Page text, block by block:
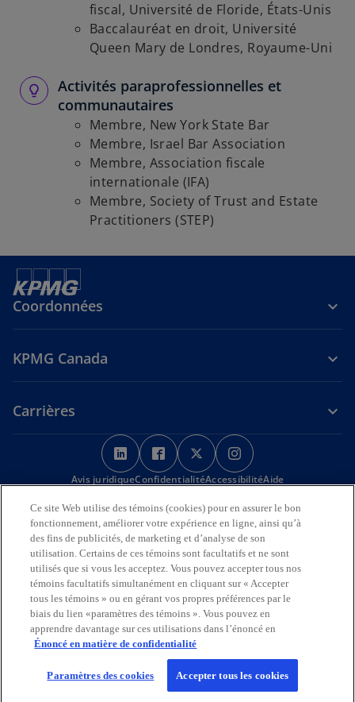
fiscal, Université de Floride, États-Unis
Baccalauréat en droit, Université
Queen Mary de Londres, Royaume-Uni
Activités paraprofessionnelles et
communautaires
Membre, New York State Bar
Membre, Israel Bar Association
Membre, Association fiscale
internationale (IFA)
Membre, Society of Trust and Estate
Practitioners (STEP)
Coordonnées
KPMG Canada
Carrières
s
’
o
v
r
e
d
a
n
s
u
n
s
’
o
u
v
r
e
d
a
n
s
u
n
n
s
’
o
v
r
e
d
a
n
s
n
n
’
o
v
r
e
d
a
n
s
n
n
Avis juridiqueConfidentialitéAccessibilitéAide
Nous reconnaissons en toute déférence que les bureaux de KPMG
sur l’Île de la Tortue (Amérique du Nord) sont situés sur les
territoires traditionnels, visés par traité et non cédés des Premières
Nations, des Inuits et des Métis.
© 2026 KPMG s.r.l./S.E.N.C.R.L., société à responsabilité limitée de
l’Ontario et cabinet membre de l’organisation mondiale KPMG de
cabinets indépendants affiliés à KPMG International Limited, société
de droit anglais à responsabilité limitée par garantie. Tous droits
réservés.
Pour en savoir plus sur la structure de l’organisation mondiale KPMG,
https://kpmg.com/governance s (en anglais).
Ce site Web utilise des témoins (cookies) pour en assurer le bon
fonctionnement, améliorer votre expérience en ligne, ainsi qu’à
des fins de publicités, de marketing et d’analyse de son
utilisation. Certains de ces témoins sont facultatifs et ne sont
utilisés que si vous les acceptez. Vous pouvez accepter tous nos
témoins facultatifs simultanément en cliquant sur « Accepter
tous les témoins » ou en gérant vos propres préférences par le
biais du lien «paramètres des témoins ». Vous pouvez en
apprendre davantage sur ces utilisations dans l’énoncé en
Énoncé en matière de confidentialité
Paramètres des cookies Accepter tous les cookies